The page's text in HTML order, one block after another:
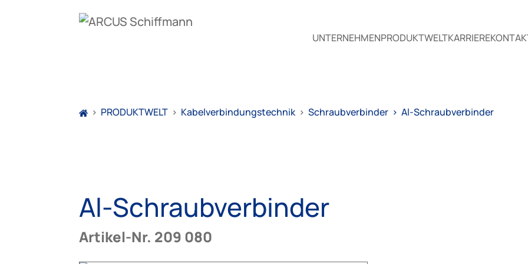
UNTERNEHMENPRODUKTWELTKARRIERE
> PRODUKTWELT > Kabelverbindungstechnik > Schraubverbinder > Al-Schraubverbinder
Al-Schraubverbinder
Artikel-Nr. 209 080